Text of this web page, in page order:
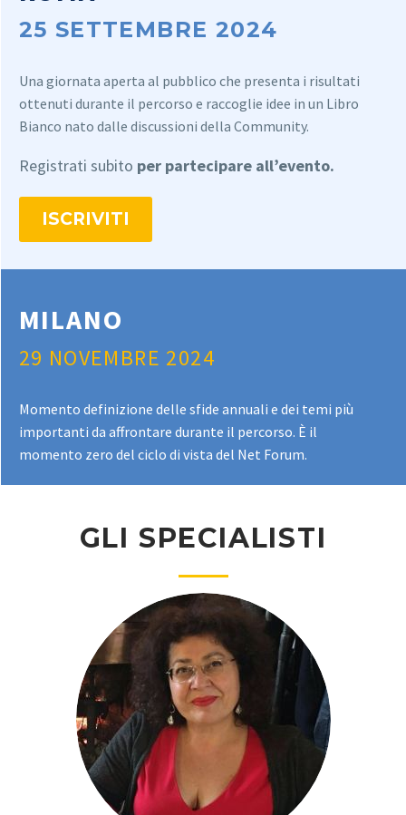
25 SETTEMBRE 2024
Una giornata aperta al pubblico che presenta i risultati
ottenuti durante il percorso e raccoglie idee in un Libro
Bianco nato dalle discussioni della Community.
Registrati subito per partecipare all’evento.
ISCRIVITI
MILANO
29 NOVEMBRE 2024
Momento definizione delle sfide annuali e dei temi più
importanti da affrontare durante il percorso. È il
momento zero del ciclo di vista del Net Forum.
GLI SPECIALISTI